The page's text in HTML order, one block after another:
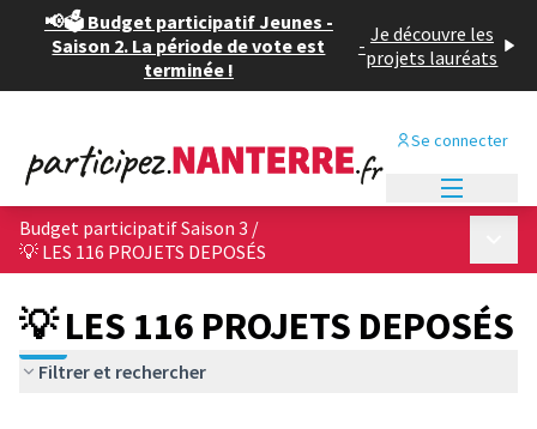
📢🗳️ Budget participatif Jeunes -
Saison 2. La période de vote est
terminée !
- Je découvre les
projets lauréats
Se connecter
Budget participatif Saison 3 /
💡 LES 116 PROJETS DEPOSÉS
💡 LES 116 PROJETS DEPOSÉS
Filtrer et rechercher